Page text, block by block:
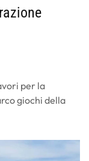
per la
giochi della